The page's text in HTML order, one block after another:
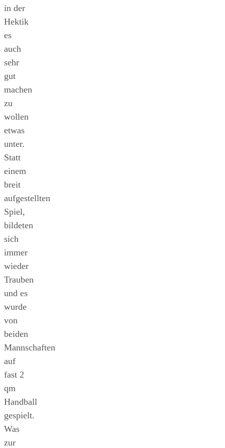
in der
Hektik
es
auch
sehr
gut
machen
zu
wollen
etwas
unter.
Statt
einem
breit
aufgestellten
Spiel,
bildeten
sich
immer
wieder
Trauben
und es
wurde
von
beiden
Mannschaften
auf
fast 2
qm
Handball
gespielt.
Was
zur